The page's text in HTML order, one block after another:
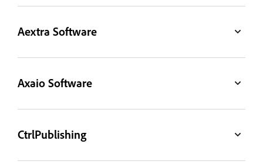
Aextra Software
Axaio Software
CtrlPublishing